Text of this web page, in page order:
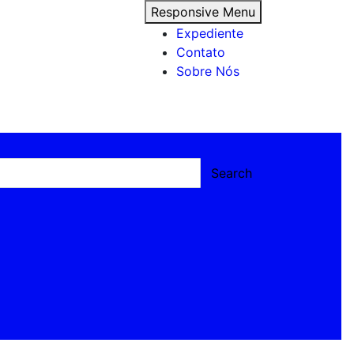
Responsive Menu
Expediente
Contato
Sobre Nós
Search